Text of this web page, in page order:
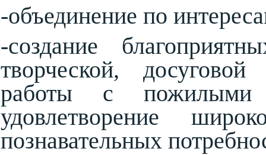
-объединение по
-создание
творческой, досуговой
работы с пожилыми
удовлетворение
познавательных